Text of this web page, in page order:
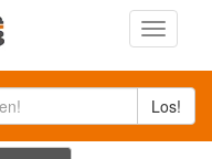
ein-/
Los!